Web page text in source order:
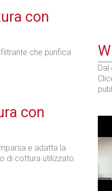
con
che purifica
con
e adatta la
di cottura utilizzato.